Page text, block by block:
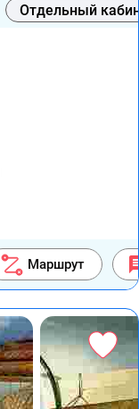
Отдельный
Маршрут